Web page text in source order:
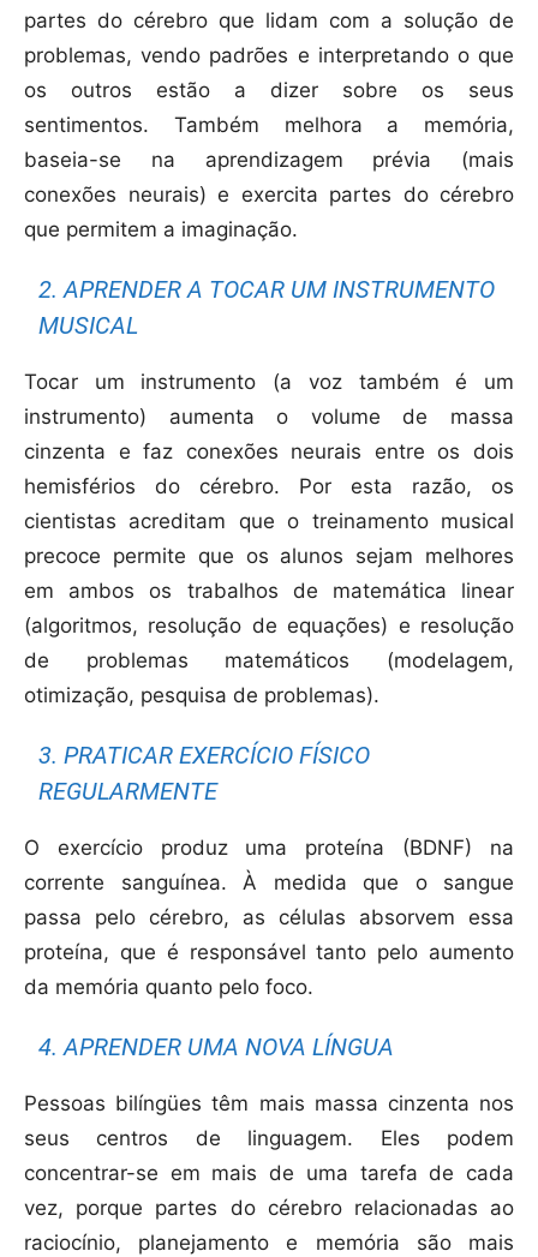
partes do cérebro que lidam com a solução de
problemas, vendo padrões e interpretando o que
os outros estão a dizer sobre os seus
sentimentos. Também melhora a memória,
baseia-se na aprendizagem prévia (mais
conexões neurais) e exercita partes do cérebro
que permitem a imaginação.
2. APRENDER A TOCAR UM INSTRUMENTO
MUSICAL
Tocar um instrumento (a voz também é um
instrumento) aumenta o volume de massa
cinzenta e faz conexões neurais entre os dois
hemisférios do cérebro. Por esta razão, os
cientistas acreditam que o treinamento musical
precoce permite que os alunos sejam melhores
em ambos os trabalhos de matemática linear
(algoritmos, resolução de equações) e resolução
de problemas matemáticos (modelagem,
otimização, pesquisa de problemas).
3. PRATICAR EXERCÍCIO FÍSICO
REGULARMENTE
O exercício produz uma proteína (BDNF) na
corrente sanguínea. À medida que o sangue
passa pelo cérebro, as células absorvem essa
proteína, que é responsável tanto pelo aumento
da memória quanto pelo foco.
4. APRENDER UMA NOVA LÍNGUA
Pessoas bilíngües têm mais massa cinzenta nos
seus centros de linguagem. Eles podem
concentrar-se em mais de uma tarefa de cada
vez, porque partes do cérebro relacionadas ao
raciocínio, planejamento e memória são mais